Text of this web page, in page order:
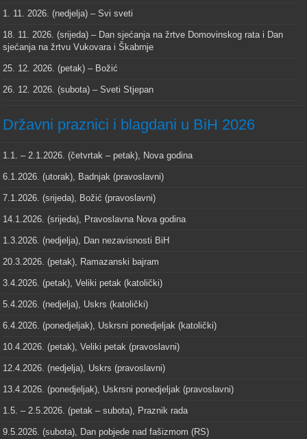
1. 11. 2026. (nedjelja) – Svi sveti
18. 11. 2026. (srijeda) – Dan sjećanja na žrtve Domovinskog rata i Dan
sjećanja na žrtvu Vukovara i Škabrnje
25. 12. 2026. (petak) – Božić
26. 12. 2026. (subota) – Sveti Stjepan
Državni praznici i blagdani u BiH 2026
1.1. – 2.1.2026. (četvrtak – petak), Nova godina
6.1.2026. (utorak), Badnjak (pravoslavni)
7.1.2026. (srijeda), Božić (pravoslavni)
14.1.2026. (srijeda), Pravoslavna Nova godina
1.3.2026. (nedjelja), Dan nezavisnosti BiH
20.3.2026. (petak), Ramazanski bajram
3.4.2026. (petak), Veliki petak (katolički)
5.4.2026. (nedjelja), Uskrs (katolički)
6.4.2026. (ponedjeljak), Uskrsni ponedjeljak (katolički)
10.4.2026. (petak), Veliki petak (pravoslavni)
12.4.2026. (nedjelja), Uskrs (pravoslavni)
13.4.2026. (ponedjeljak), Uskrsni ponedjeljak (pravoslavni)
1.5. – 2.5.2026. (petak – subota), Praznik rada
9.5.2026. (subota), Dan pobjede nad fašizmom (RS)